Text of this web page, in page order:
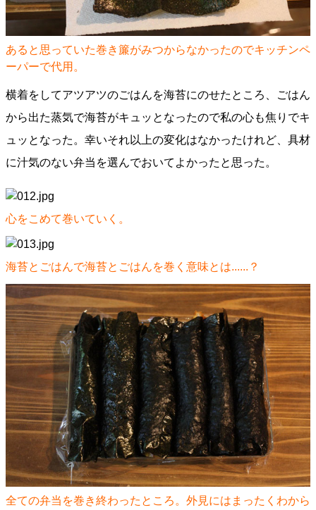
あると思っていた巻き簾がみつからなかったのでキッチンペ
ーパーで代用。
横着をしてアツアツのごはんを海苔にのせたところ、ごはん
から出た蒸気で海苔がキュッとなったので私の心も焦りでキ
ュッとなった。幸いそれ以上の変化はなかったけれど、具材
に汁気のない弁当を選んでおいてよかったと思った。
心をこめて巻いていく。
海苔とごはんで海苔とごはんを巻く意味とは......？
全ての弁当を巻き終わったところ。外見にはまったくわから